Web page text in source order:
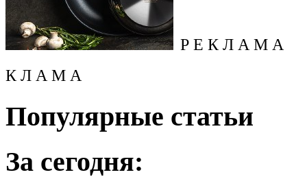
Р Е К Л А М А
К Л А М А
Популярные статьи
За сегодня: